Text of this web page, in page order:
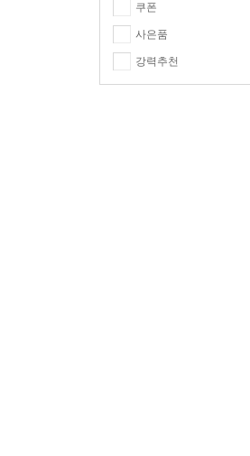
쿠폰
사은품
강력추천